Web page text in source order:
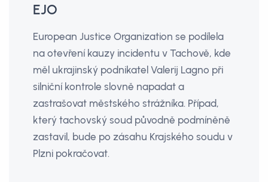
EJO
European Justice Organization se podílela
na otevření kauzy incidentu v Tachově, kde
měl ukrajinský podnikatel Valerij Lagno při
silniční kontrole slovně napadat a
zastrašovat městského strážníka. Případ,
který tachovský soud původně podmíněně
zastavil, bude po zásahu Krajského soudu v
Plzni pokračovat.